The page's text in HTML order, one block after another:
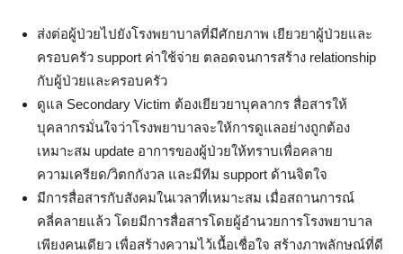
ส่งต่อผู้ป่วยไปยังโรงพยาบาลที่มีศักยภาพ เยียวยาผู้ป่วยและ
ครอบครัว support ค่าใช้จ่าย ตลอดจนการสร้าง relationship
กับผู้ป่วยและครอบครัว
ดูแล Secondary Victim ต้องเยียวยาบุคลากร สื่อสารให้
บุคลากรมั่นใจว่าโรงพยาบาลจะให้การดูแลอย่างถูกต้อง
เหมาะสม update อาการของผู้ป่วยให้ทราบเพื่อคลาย
ความเครียด/วิตกกังวล และมีทีม support ด้านจิตใจ
มีการสื่อสารกับสังคมในเวลาที่เหมาะสม เมื่อสถานการณ์
คลี่คลายแล้ว โดยมีการสื่อสารโดยผู้อำนวยการโรงพยาบาล
เพียงคนเดียว เพื่อสร้างความไว้เนื้อเชื่อใจ สร้างภาพลักษณ์ที่ดี